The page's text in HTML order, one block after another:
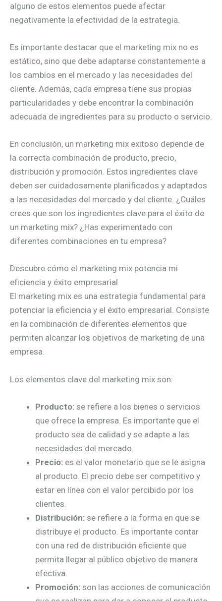
alguno de estos elementos puede afectar
negativamente la efectividad de la estrategia.
Es importante destacar que el marketing mix no es
estático, sino que debe adaptarse constantemente a
los cambios en el mercado y las necesidades del
cliente. Además, cada empresa tiene sus propias
particularidades y debe encontrar la combinación
adecuada de ingredientes para su producto o servicio.
En conclusión, un marketing mix exitoso depende de
la correcta combinación de producto, precio,
distribución y promoción. Estos ingredientes clave
deben ser cuidadosamente planificados y adaptados
a las necesidades del mercado y del cliente. ¿Cuáles
crees que son los ingredientes clave para el éxito de
un marketing mix? ¿Has experimentado con
diferentes combinaciones en tu empresa?
Descubre cómo el marketing mix potencia mi
eficiencia y éxito empresarial
El marketing mix es una estrategia fundamental para
potenciar la eficiencia y el éxito empresarial. Consiste
en la combinación de diferentes elementos que
permiten alcanzar los objetivos de marketing de una
empresa.
Los elementos clave del marketing mix son:
Producto: se refiere a los bienes o servicios
que ofrece la empresa. Es importante que el
producto sea de calidad y se adapte a las
necesidades del mercado.
Precio: es el valor monetario que se le asigna
al producto. El precio debe ser competitivo y
estar en línea con el valor percibido por los
clientes.
Distribución: se refiere a la forma en que se
distribuye el producto. Es importante contar
con una red de distribución eficiente que
permita llegar al público objetivo de manera
efectiva.
Promoción: son las acciones de comunicación